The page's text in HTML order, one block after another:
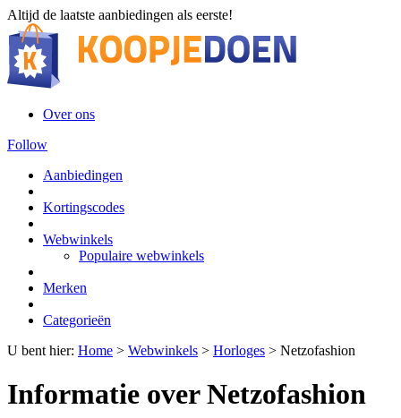
Altijd de laatste aanbiedingen als eerste!
Over ons
Follow
Aanbiedingen
Kortingscodes
Webwinkels
Populaire webwinkels
Merken
Categorieën
U bent hier: Home > Webwinkels > Horloges > Netzofashion
Informatie over Netzofashion